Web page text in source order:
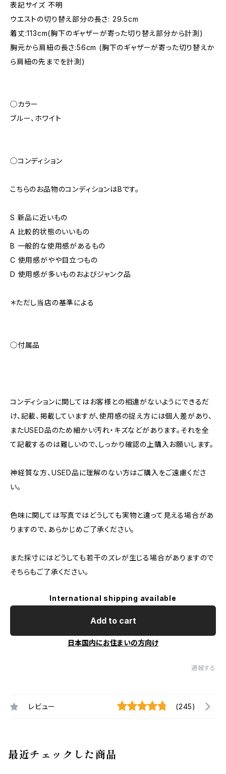
表記サイズ 不明
ウエストの切り替え部分の長さ: 29.5cm
着丈:113cm(胸下のギャザーが寄った切り替え部分から計測)
胸元から肩紐の長さ:56cm (胸下のギャザーが寄った切り替えか
ら肩紐の先までを計測)
◯カラー
ブルー、ホワイト
◯コンディション
こちらのお品物のコンディションはBです。
S 新品に近いもの
A 比較的状態のいいもの
B 一般的な使用感があるもの
C 使用感がやや目立つもの
D 使用感が多いものおよびジャンク品
＊ただし当店の基準による
◯付属品
コンディションに関してはお客様との相違がないようにできるだ
け、記載、掲載していますが、使用感の捉え方には個人差があり、
またUSED品のため細かい汚れ・キズなどがあります。それを全
て記載するのは難しいので、しっかり確認の上購入お願いします。
神経質な方、USED品に理解のない方はご購入をご遠慮くださ
い。
色味に関しては写真ではどうしても実物と違って見える場合があ
りますので、あらかじめご了承ください。
また採寸にはどうしても若干のズレが生じる場合がありますので
そちらもご了承ください。
International shipping available
Add to cart
日本国内にお住まいの方向け
通報する
レビュー (245)
最近チェックした商品